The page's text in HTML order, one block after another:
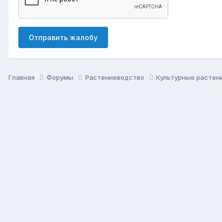
Отправить жалобу
Главная Форумы Растениеводство Культурные